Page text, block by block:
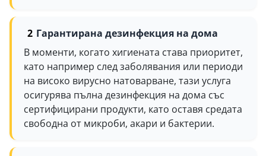
Гарантирана дезинфекция на дома
В моменти, когато хигиената става приоритет,
като например след заболявания или периоди
на високо вирусно натоварване, тази услуга
осигурява пълна дезинфекция на дома със
сертифицирани продукти, като оставя средата
свободна от микроби, акари и бактерии.